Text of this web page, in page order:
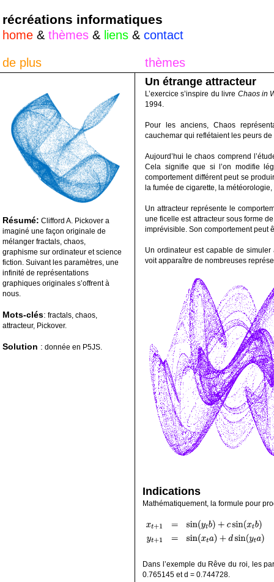
récréations informatiques
home & thèmes & liens & contact
Résumé: Clifford A. Pickover a
imaginé une façon originale de
mélanger fractals, chaos,
graphisme sur ordinateur et science
fiction. Suivant les paramètres, une
infinité de représentations
graphiques originales s’offrent à
nous.
Mots-clés: fractals, chaos,
attracteur, Pickover.
Solution : donnée en P5JS.
thèmes
de plus
Un étrange attracteur
L’exercice s’inspire du livre Chaos in
1994.
Pour les anciens, Chaos
cauchemar qui reflétaient les peurs de
Aujourd’hui le chaos comprend
Cela signifie que si l’on modifie
comportement différent peut se
la fumée de cigarette, la
Un attracteur représente le
une ficelle est attracteur sous forme
imprévisible. Son comportement peut
Un ordinateur est capable de
voit apparaître de nombreuses
Indications
Mathématiquement, la formule pour
Dans l’exemple du Rêve du roi, les
0.765145 et d = 0.744728.